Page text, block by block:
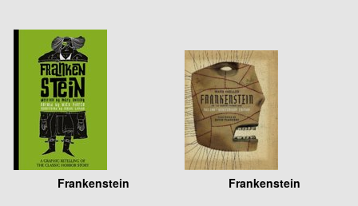
Frankenstein Frankenstein